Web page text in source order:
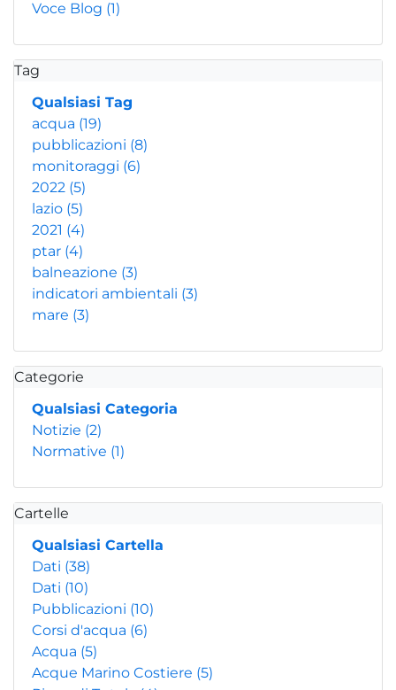
Voce Blog (1)
Tag
Qualsiasi Tag
acqua (19)
pubblicazioni (8)
monitoraggi (6)
2022 (5)
lazio (5)
2021 (4)
ptar (4)
balneazione (3)
indicatori ambientali (3)
mare (3)
Categorie
Qualsiasi Categoria
Notizie (2)
Normative (1)
Cartelle
Qualsiasi Cartella
Dati (38)
Dati (10)
Pubblicazioni (10)
Corsi d'acqua (6)
Acqua (5)
Acque Marino Costiere (5)